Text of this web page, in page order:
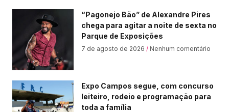
“Pagonejo Bão” de Alexandre Pires
chega para agitar a noite de sexta no
Parque de Exposições
7 de agosto de 2026 Nenhum comentário
Expo Campos segue, com concurso
leiteiro, rodeio e programação para
toda a família